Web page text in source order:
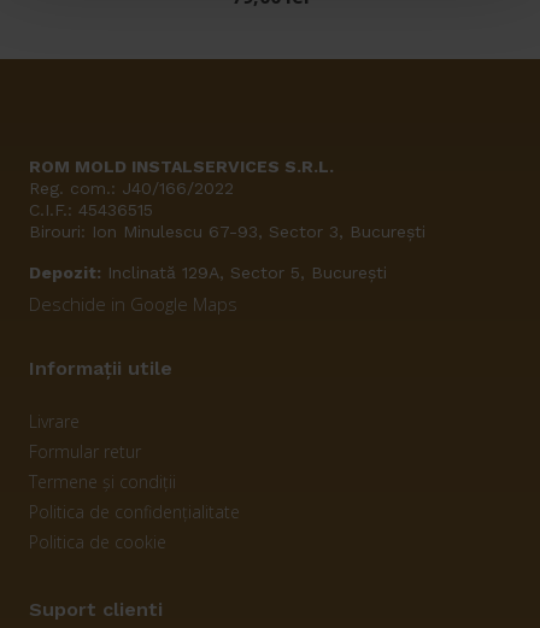
ROM MOLD INSTALSERVICES S.R.L.
Reg. com.: J40/166/2022
C.I.F.: 45436515
Birouri: Ion Minulescu 67-93, Sector 3, București
Depozit: Inclinată 129A, Sector 5, București
Deschide in Google Maps
Informații utile
Livrare
Formular retur
Termene și condiții
Politica de confidențialitate
Politica de cookie
Suport clienti